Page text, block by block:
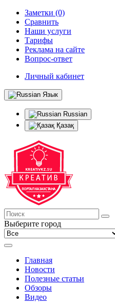
Заметки (0)
Сравнить
Наши услуги
Тарифы
Реклама на сайте
Вопрос-ответ
Личный кабинет
Язык
Russian
Қазақ
Выберите город
Главная
Новости
Полезные статьи
Обзоры
Видео